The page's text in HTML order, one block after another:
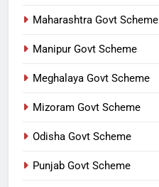
Maharashtra Govt Scheme
Manipur Govt Scheme
Meghalaya Govt Scheme
Mizoram Govt Scheme
Odisha Govt Scheme
Punjab Govt Scheme